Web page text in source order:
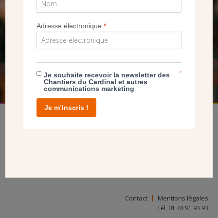
SEUL VOTRE DON
NOUS PERMET D’AGIR
FAIRE UN DON
Contact Mentions légales
Tél. 01 78 91 93 93
Adresse électronique*
Je souhaite recevoir la newsletter des
Chantiers du Cardinal et autres
communications marketing
*
Je m’inscris !